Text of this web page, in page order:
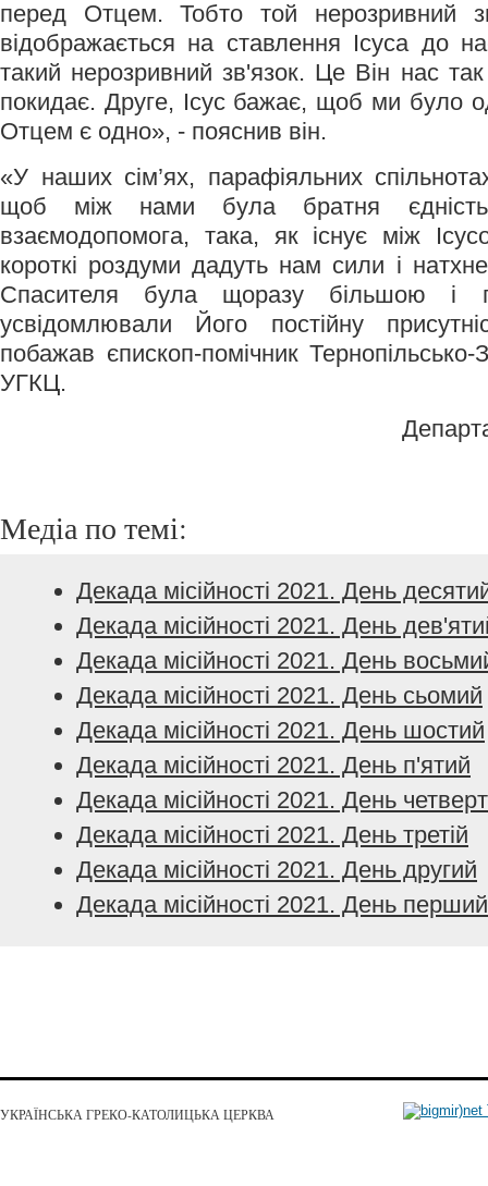
перед Отцем. Тобто той нерозривний
відображається на ставлення Ісуса до
такий нерозривний зв'язок. Це Він нас
покидає. Друге, Ісус бажає, щоб ми було
Отцем є одно», - пояснив він.
«У наших сім’ях, парафіяльних
щоб між нами була братня
взаємодопомога, така, як існує між
короткі роздуми дадуть нам сили і
Спасителя була щоразу більшою
усвідомлювали Його постійну
побажав єпископ-помічник Тернопільсько-
УГКЦ.
Медіа по темі:
Декада місійності 2021. День
Декада місійності 2021. День
Декада місійності 2021. День
Декада місійності 2021. День сьомий
Декада місійності 2021. День шостий
Декада місійності 2021. День п'ятий
Декада місійності 2021. День
Декада місійності 2021. День третій
Декада місійності 2021. День другий
Декада місійності 2021. День перший
УКРАЇНСЬКА ГРЕКО-КАТОЛИЦЬКА ЦЕРКВА